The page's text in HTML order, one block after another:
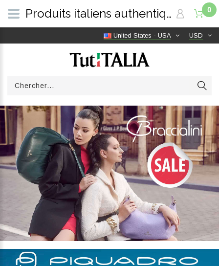
USD
United States - USA
0
Produits italiens authentiques, livraison gratuite dans le monde entier | TutITALIA